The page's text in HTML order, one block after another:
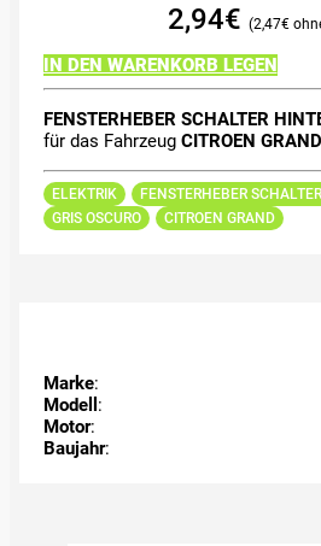
2,94€ 2,47€
IN DEN WARENKORB LEGEN
FENSTERHEBER SCHALTER
für das Fahrzeug CITROEN
ELEKTRIK
FENSTERHEBER
GRIS OSCURO
CITROEN GRAND
Marke:
Modell :
Motor:
Baujahr: